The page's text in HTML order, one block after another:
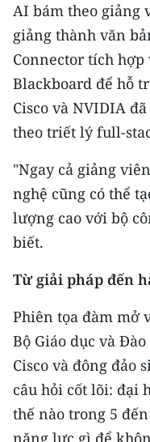
AI bám theo giảng
giảng thành văn
Connector tích hợp
Blackboard để hỗ
Cisco và NVIDIA
theo triết lý full-
"Ngay cả giảng
nghệ cũng có thể
lượng cao với bộ
biết.
Từ giải pháp đến
Phiên tọa đàm mở
Bộ Giáo dục và
Cisco và đông đảo
câu hỏi cốt lõi: đại
thế nào trong 5